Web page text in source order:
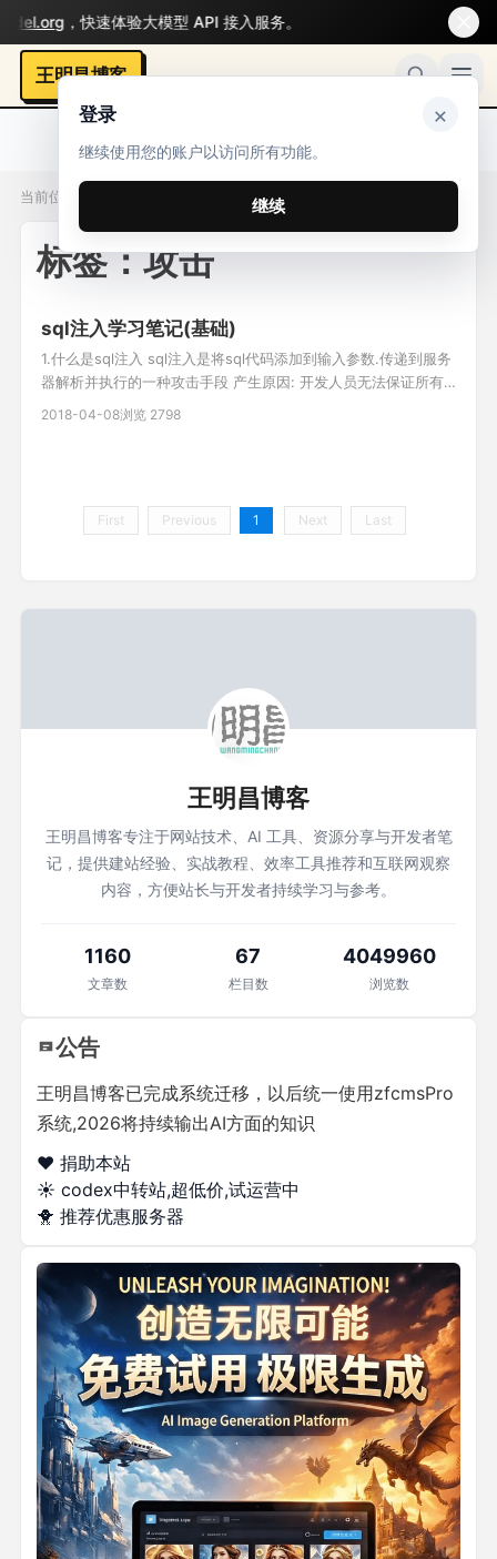
登录 ×
继续使用您的账户以访问所有功能。
继续
，快速体验大模型 API 接入服务。
王明昌博客
当前位置：标签 / 攻击
标签：攻击
sql注入学习笔记(基础)
1.什么是sql注入 sql注入是将sql代码添加到输入参数.传递到服务
器解析并执行的一种攻击手段 产生原因: 开发人员无法保证所有
代码都进行过滤 攻击者发送给服务器的经过构造的可执行的sql语
2018-04-08浏览 2798
First Previous 1 Next Last
王明昌博客
王明昌博客专注于网站技术、AI 工具、资源分享与开发者笔
记，提供建站经验、实战教程、效率工具推荐和互联网观察
内容，方便站长与开发者持续学习与参考。
1160
文章数
67
栏目数
4049960
浏览数
公告
王明昌博客已完成系统迁移，以后统一使用zfcmsPro
系统,2026将持续输出AI方面的知识
❤️ 捐助本站
☀️ codex中转站,超低价,试运营中
🐥 推荐优惠服务器